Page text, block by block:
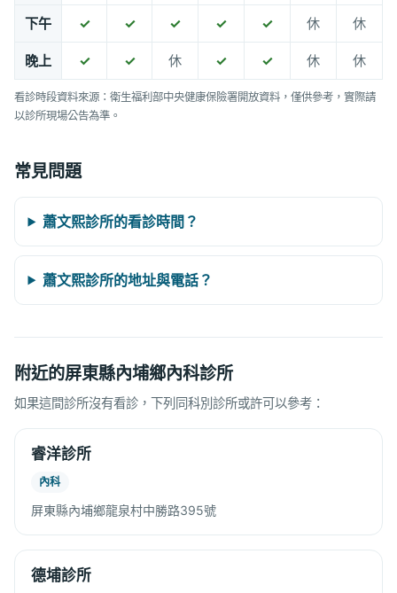
下午 ✓ ✓ ✓ ✓ ✓ 休 休
晚上 ✓ ✓ 休 ✓ ✓ 休 休
看診時段資料來源：衛生福利部中央健康保險署開放資料，僅供參考，實際請
以診所現場公告為準。
常見問題
蕭文熙診所的看診時間？
蕭文熙診所的地址與電話？
附近的屏東縣內埔鄉內科診所
如果這間診所沒有看診，下列同科別診所或許可以參考：
睿洋診所
內科
屏東縣內埔鄉龍泉村中勝路395號
德埔診所